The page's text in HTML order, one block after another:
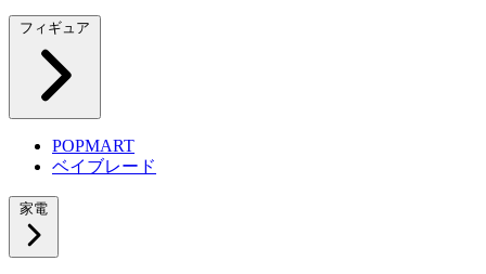
フィギュア
POPMART
ベイブレード
家電